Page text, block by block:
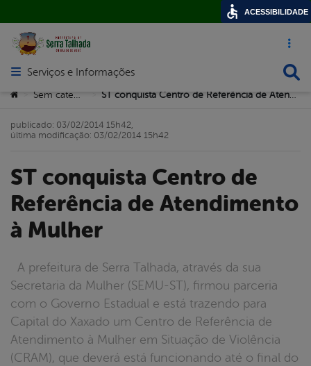
Acesso
Abrir menu principal de navegação
Serviços e Informações
Você está aqui:
> >
ST conquista Centro de
Referência de Atendimento
à Mulher
A prefeitura de Serra Talhada, através da sua
Secretaria da Mulher (SEMU-ST), firmou parceria
com o Governo Estadual e está trazendo para
Capital do Xaxado um Centro de Referência de
Atendimento à Mulher em Situação de Violência
(CRAM), que deverá está funcionando até o final do
publicado: 03/02/2014 15h42,
última modificação: 03/02/2014 15h42
ACESSIBILIDADE